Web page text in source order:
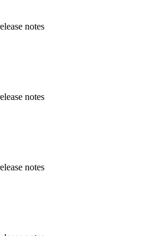
notes
notes
notes